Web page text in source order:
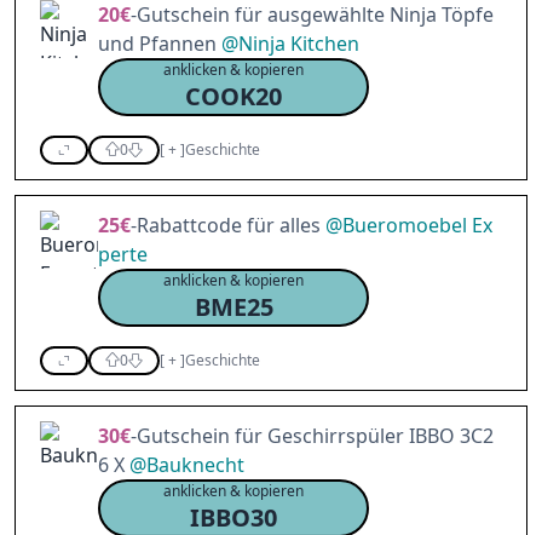
20€-Gutschein für ausgewählte Ninja Töpfe
und Pfannen @Ninja Kitchen
anklicken & kopieren
COOK20
0 [+]Geschichte
25€-Rabattcode für alles @Bueromoebel Ex
perte
anklicken & kopieren
BME25
0 [+]Geschichte
30€-Gutschein für Geschirrspüler IBBO 3C2
6 X @Bauknecht
anklicken & kopieren
IBBO30